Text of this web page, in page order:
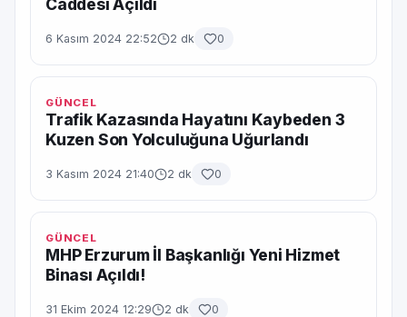
Caddesi Açıldı
6 Kasım 2024 22:52 2 dk 0
GÜNCEL
Trafik Kazasında Hayatını Kaybeden 3
Kuzen Son Yolculuğuna Uğurlandı
3 Kasım 2024 21:40 2 dk 0
GÜNCEL
MHP Erzurum İl Başkanlığı Yeni Hizmet
Binası Açıldı!
31 Ekim 2024 12:29 2 dk 0